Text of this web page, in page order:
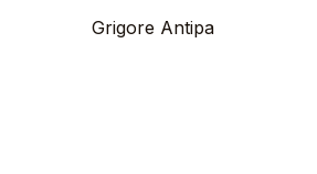
Grigore Antipa